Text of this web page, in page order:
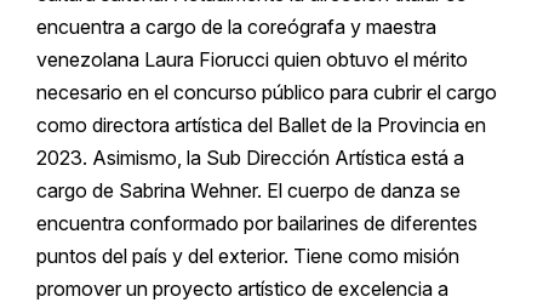
encuentra a cargo de la coreógrafa y maestra
venezolana Laura Fiorucci quien obtuvo el mérito
necesario en el concurso público para cubrir el cargo
como directora artística del Ballet de la Provincia en
2023. Asimismo, la Sub Dirección Artística está a
cargo de Sabrina Wehner. El cuerpo de danza se
encuentra conformado por bailarines de diferentes
puntos del país y del exterior. Tiene como misión
promover un proyecto artístico de excelencia a